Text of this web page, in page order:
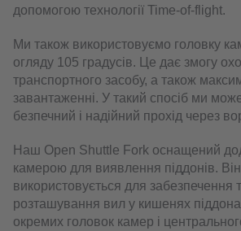
допомогою технології Time-of-flight.
Ми також використовуємо головку
огляду 105 градусів. Це дає змогу
транспортного засобу, а також
завантаженні. У такий спосіб ми
безпечний і надійний прохід через
Наш Open Shuttle Fork оснащений
камерою для виявлення піддонів. Він
використовується для забезпечення
розташування вил у кишенях
окремих головок камер і